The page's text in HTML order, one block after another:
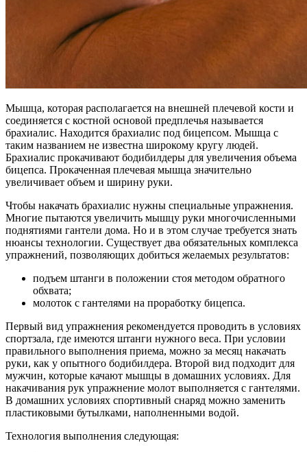
Мышца, которая располагается на внешней плечевой кости и
соединяется с костной основой предплечья называется
брахиалис. Находится брахиалис под бицепсом. Мышца с
таким названием не известна широкому кругу людей.
Брахиалис прокачивают бодибилдеры для увеличения объема
бицепса. Прокаченная плечевая мышца значительно
увеличивает объем и ширину руки.
Чтобы накачать брахиалис нужны специальные упражнения.
Многие пытаются увеличить мышцу руки многочисленными
поднятиями гантели дома. Но и в этом случае требуется знать
нюансы технологии. Существует два обязательных комплекса
упражнений, позволяющих добиться желаемых результатов:
подъем штанги в положении стоя методом обратного
обхвата;
молоток с гантелями на проработку бицепса.
Первый вид упражнения рекомендуется проводить в условиях
спортзала, где имеются штанги нужного веса. При условии
правильного выполнения приема, можно за месяц накачать
руки, как у опытного бодибилдера. Второй вид подходит для
мужчин, которые качают мышцы в домашних условиях. Для
накачивания рук упражнение молот выполняется с гантелями.
В домашних условиях спортивный снаряд можно заменить
пластиковыми бутылками, наполненными водой.
Технология выполнения следующая: